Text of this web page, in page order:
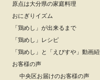
原点は大分県の家庭料理
おにぎりイズム
「鶏めし」が出来るまで
「鶏めし」レシピ
「鶏めし」と「えびすや」動画
お客様の声
中央区お届けのお客様の声